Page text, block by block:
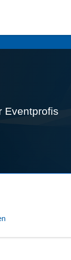
Eventprofis